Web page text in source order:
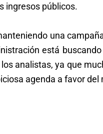
ingresos públicos.
una
está
analistas, ya que
agenda a favor del